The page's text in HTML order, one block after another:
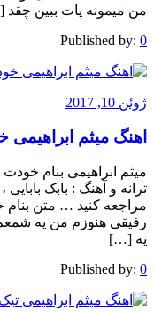
من میمونه پات ببین
Published by: 0
ژوئن 10, 2017
اهنگ میثم ابراهیمی
ترانه و آهنگ : بابک
مراجعه کنید … متن
رفیقی هنوزم من یه
یه […]
Published by: 0